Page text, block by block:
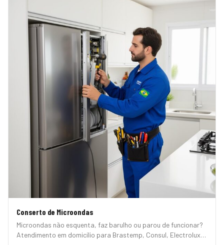
Conserto de Microondas
Microondas não esquenta, faz barulho ou parou de funcionar?
Atendimento em domicílio para Brastemp, Consul, Electrolux,